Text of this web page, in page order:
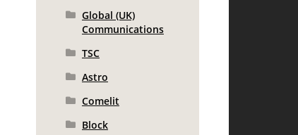
Global (UK)
Communications
TSC
Astro
Comelit
Block